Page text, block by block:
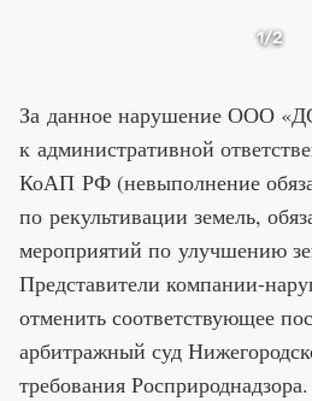
1/2
За данное нарушение ООО
к административной
КоАП РФ (невыполнение
по рекультивации земель,
мероприятий по улучшению
Представители компании-
отменить соответствующее
арбитражный суд
требования